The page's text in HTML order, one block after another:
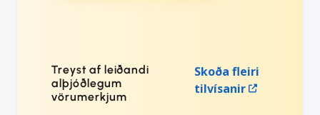
Treyst af leiðandi
alþjóðlegum
vörumerkjum
Skoða fleiri
tilvísanir